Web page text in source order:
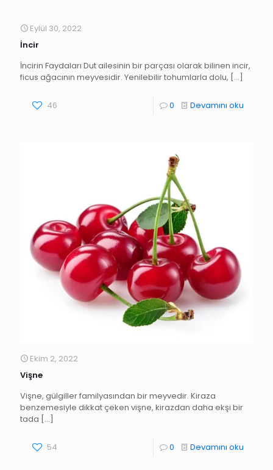
Eylül 30, 2022
İncir
İncirin Faydaları Dut ailesinin bir parçası olarak bilinen incir,
ficus ağacının meyvesidir. Yenilebilir tohumlarla dolu, […]
46 0 Devamını oku
Ekim 2, 2022
Vişne
Vişne, gülgiller familyasından bir meyvedir. Kiraza
benzemesiyle dikkat çeken vişne, kirazdan daha ekşi bir
tada […]
54 0 Devamını oku